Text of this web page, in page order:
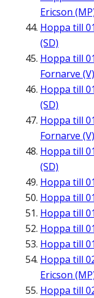
Ericson
Hoppa till
(SD)
Hoppa till
Fornarve (V)
Hoppa till
(SD)
Hoppa till
Fornarve (V)
Hoppa till
(SD)
Hoppa till
Hoppa till
Hoppa till
Hoppa till
Hoppa till
Hoppa till
Ericson
Hoppa till